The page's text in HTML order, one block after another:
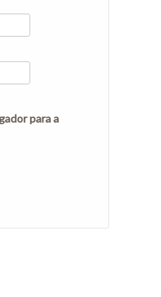
para a